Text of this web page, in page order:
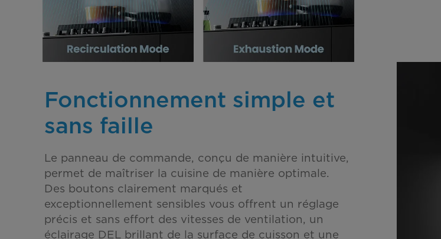
Fonctionnement simple et
sans faille
Le panneau de commande, conçu de manière intuitive,
permet de maîtriser la cuisine de manière optimale.
Des boutons clairement marqués et
exceptionnellement sensibles vous offrent un réglage
précis et sans effort des vitesses de ventilation, un
éclairage DEL brillant de la surface de cuisson et une